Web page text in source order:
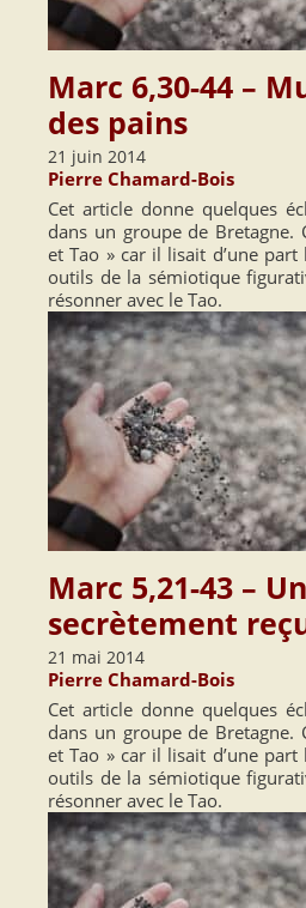
Marc 6,30-44 –
des pains
21 juin 2014
Pierre Chamard-Bois
Cet article donne quelques
dans un groupe de Bretagne.
et Tao » car il lisait d’une
outils de la sémiotique
résonner avec le Tao.
Marc 5,21-43 –
secrètement
21 mai 2014
Pierre Chamard-Bois
Cet article donne quelques
dans un groupe de Bretagne.
et Tao » car il lisait d’une
outils de la sémiotique
résonner avec le Tao.